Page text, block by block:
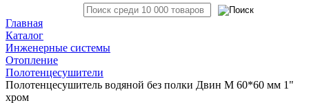
Главная
Каталог
Инженерные системы
Отопление
Полотенцесушители
Полотенцесушитель водяной без полки Двин M 60*60 мм 1"
хром